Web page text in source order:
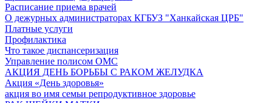
Расписание приема врачей
О дежурных администраторах КГБУЗ "Ханкайская ЦРБ"
Платные услуги
Профилактика
Что такое диспансеризация
Управление полисом ОМС
АКЦИЯ ДЕНЬ БОРЬБЫ С РАКОМ ЖЕЛУДКА
Акция «День здоровья»
акция во имя семьи репродуктивное здоровье